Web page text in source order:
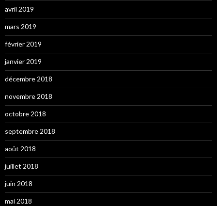
avril 2019
mars 2019
février 2019
janvier 2019
décembre 2018
novembre 2018
octobre 2018
septembre 2018
août 2018
juillet 2018
juin 2018
mai 2018